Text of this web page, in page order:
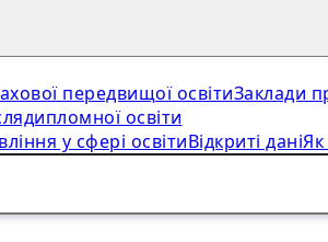
передвищої освітиЗаклади
освіти
у сфері освітиВідкриті даніЯк